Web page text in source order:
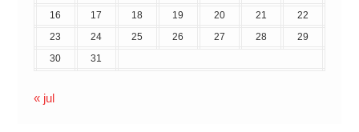
16
17 18 19 20 21
22
23
24 25 26 27 28
29
30
31
« jul